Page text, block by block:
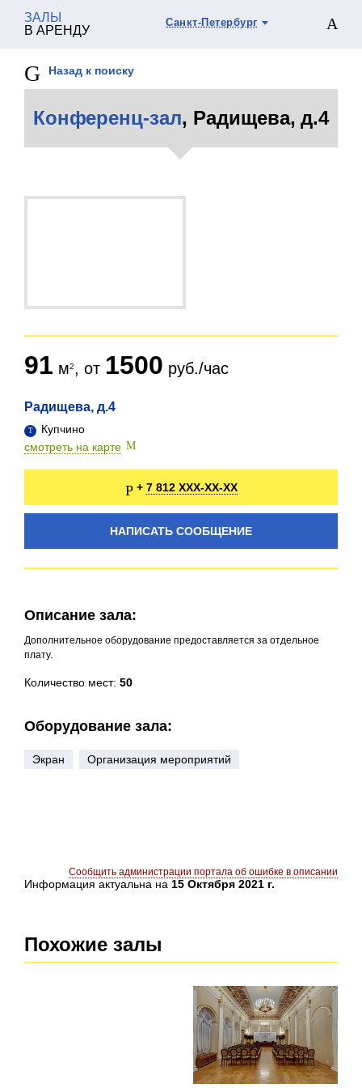
ЗАЛЫ
В АРЕНДУ
Санкт-Петербург
Назад к поиску
Конференц-зал, Радищева, д.4
Радищева, д.4
Купчино
смотреть на карте
91 м , от 1500 руб./час
+ 7 812 XXX-XX-XX
НАПИСАТЬ СООБЩЕНИЕ
Описание зала:
Дополнительное оборудование предоставляется за отдельное
плату.
Количество мест: 50
Оборудование зала:
Экран Организация мероприятий
Сообщить администрации портала об ошибке в описании
Информация актуальна на 15 Октября 2021 г.
Похожие залы